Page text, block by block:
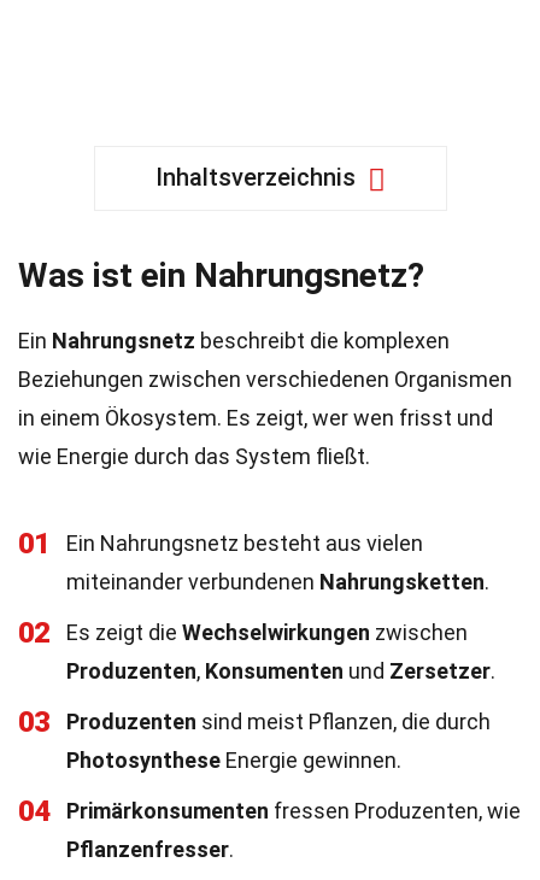
Inhaltsverzeichnis
Was ist ein Nahrungsnetz?
Ein Nahrungsnetz beschreibt die komplexen
Beziehungen zwischen verschiedenen Organismen
in einem Ökosystem. Es zeigt, wer wen frisst und
wie Energie durch das System fließt.
01
Ein Nahrungsnetz besteht aus vielen
miteinander verbundenen Nahrungsketten.
02 Es zeigt die Wechselwirkungen zwischen
Produzenten, Konsumenten und Zersetzer.
03 Produzenten sind meist Pflanzen, die durch
Photosynthese Energie gewinnen.
04 Primärkonsumenten fressen Produzenten, wie
Pflanzenfresser.